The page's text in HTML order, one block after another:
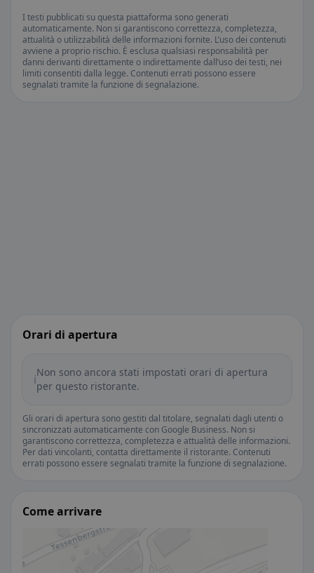
I testi pubblicati su questa piattaforma sono generati
automaticamente. Non si garantiscono correttezza, completezza,
attualità o utilizzabilità delle informazioni fornite. L’uso dei contenuti
avviene a proprio rischio. È esclusa qualsiasi responsabilità per
danni derivanti direttamente o indirettamente dall’uso dei testi, nei
limiti consentiti dalla legge. Contenuti errati possono essere
segnalati tramite la funzione di segnalazione.
Orari di apertura
ℹ️Non sono ancora stati impostati orari di apertura
per questo ristorante.
Gli orari di apertura sono gestiti dal titolare, segnalati dagli utenti o
sincronizzati automaticamente con Google Business. Non si
garantiscono correttezza, completezza e attualità delle informazioni.
Per dati vincolanti, contatta direttamente il ristorante. Contenuti
errati possono essere segnalati tramite la funzione di segnalazione.
Come arrivare